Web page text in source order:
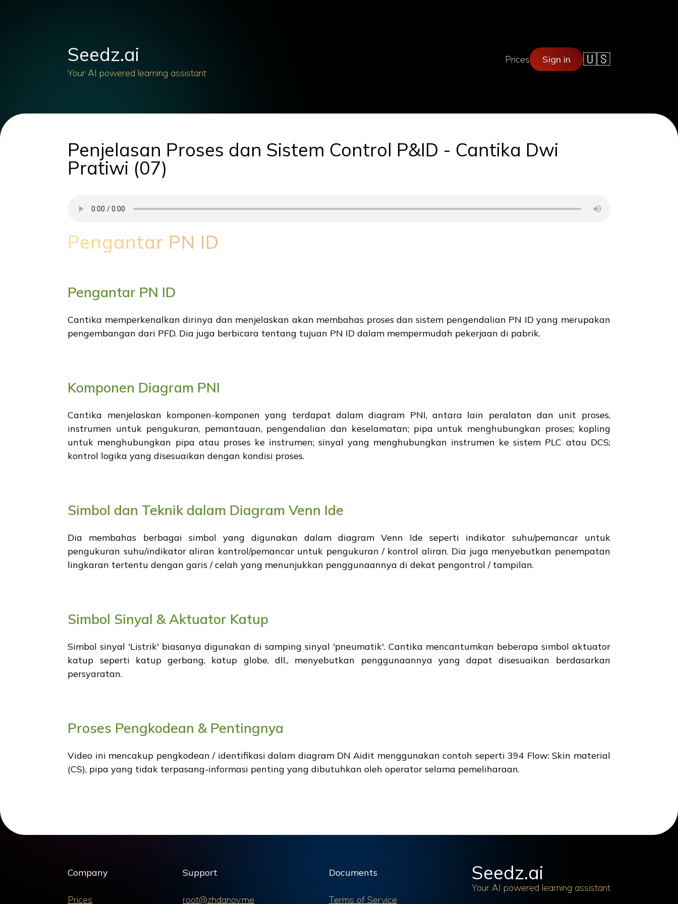
Seedz.ai
Your AI powered learning assistant
Prices Sign in 🇺🇸
Penjelasan Proses dan Sistem Control P&ID - Cantika Dwi
Pratiwi (07)
Pengantar PN ID
Pengantar PN ID
Cantika memperkenalkan dirinya dan menjelaskan akan membahas proses dan sistem pengendalian PN ID yang merupakan
pengembangan dari PFD. Dia juga berbicara tentang tujuan PN ID dalam mempermudah pekerjaan di pabrik.
Komponen Diagram PNI
Cantika menjelaskan komponen-komponen yang terdapat dalam diagram PNI, antara lain peralatan dan unit proses,
instrumen untuk pengukuran, pemantauan, pengendalian dan keselamatan; pipa untuk menghubungkan proses; kopling
untuk menghubungkan pipa atau proses ke instrumen; sinyal yang menghubungkan instrumen ke sistem PLC atau DCS;
kontrol logika yang disesuaikan dengan kondisi proses.
Simbol dan Teknik dalam Diagram Venn Ide
Dia membahas berbagai simbol yang digunakan dalam diagram Venn Ide seperti indikator suhu/pemancar untuk
pengukuran suhu/indikator aliran kontrol/pemancar untuk pengukuran / kontrol aliran. Dia juga menyebutkan penempatan
lingkaran tertentu dengan garis / celah yang menunjukkan penggunaannya di dekat pengontrol / tampilan.
Simbol Sinyal & Aktuator Katup
Simbol sinyal 'Listrik' biasanya digunakan di samping sinyal 'pneumatik'. Cantika mencantumkan beberapa simbol aktuator
katup seperti katup gerbang, katup globe, dll., menyebutkan penggunaannya yang dapat disesuaikan berdasarkan
persyaratan.
Proses Pengkodean & Pentingnya
Video ini mencakup pengkodean / identifikasi dalam diagram DN Aidit menggunakan contoh seperti 394 Flow: Skin material
(CS), pipa yang tidak terpasang-informasi penting yang dibutuhkan oleh operator selama pemeliharaan.
Company
Prices
Support
root@zhdanov.me
Documents
Terms of Service
Seedz.ai
Your AI powered learning assistant